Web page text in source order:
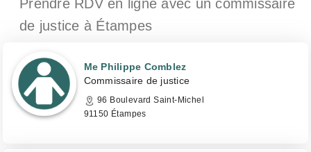
Prendre RDV en ligne avec un commissaire
de justice à Étampes
Me Philippe Comblez
Commissaire de justice
96 Boulevard Saint-Michel
91150 Étampes